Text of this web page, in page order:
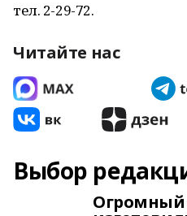
тел. 2-29-72.
Читайте нас
Выбор
Огромный